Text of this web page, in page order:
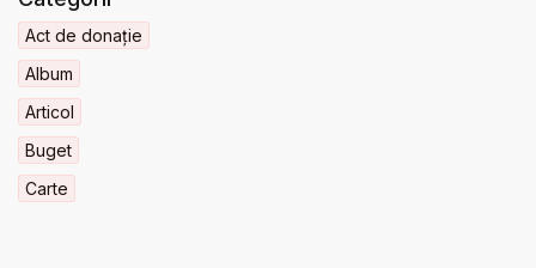
Act de donație
Album
Articol
Buget
Carte